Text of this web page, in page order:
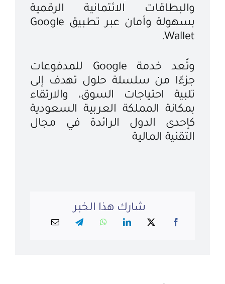
والبطاقات الائتمانية الرقمية
بسهولة وأمان عبر تطبيق Google
Wallet.
وتُعد خدمة Google للمدفوعات
جزءًا من سلسلة حلول تهدف إلى
تلبية احتياجات السوق، والارتقاء
بمكانة المملكة العربية السعودية
كإحدى الدول الرائدة في مجال
التقنية المالية
شارك هذا الخبر